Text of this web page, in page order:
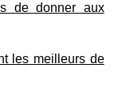
de donner aux
les meilleurs de